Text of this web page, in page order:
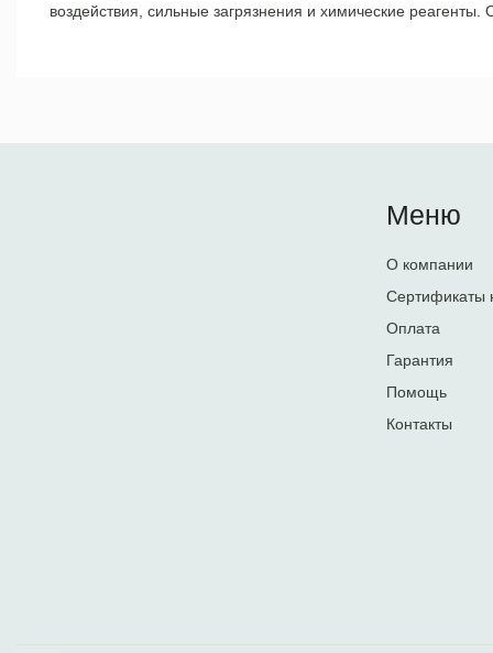
воздействия, сильные загрязнения и химические
Меню
О компании
Сертификаты
Оплата
Гарантия
Помощь
Контакты